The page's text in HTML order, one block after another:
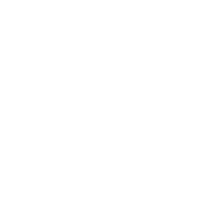
z motywem bajki
dopasowane elementy oraz wysoka jakość
do puzzli Trefl może stać się wspaniałą ozdobą